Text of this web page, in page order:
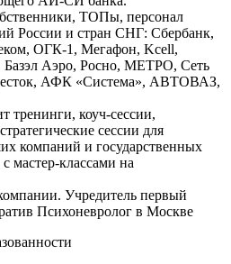
ТОПы, персонал
России и стран СНГ: Сбербанк,
ОГК-1, Мегафон, Kcell,
Аэро, Росно, МЕТРО, Сеть
АФК «Система», АВТОВАЗ,
тренинги, коуч-сессии,
сессии для
компаний и государственных
мастер-классами на
Учредитель первый
Психоневролог в Москве